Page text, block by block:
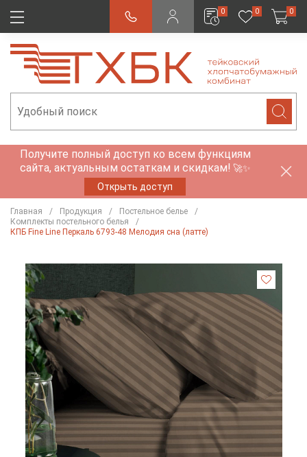
0 0 0
Получите полный доступ ко всем функциям
сайта, актуальным остаткам и скидкам! 🚀✨
Открыть доступ
Главная Продукция
Постельное белье
Комплекты постельного белья
КПБ Fine Line Перкаль 6793-48 Мелодия сна (латте)